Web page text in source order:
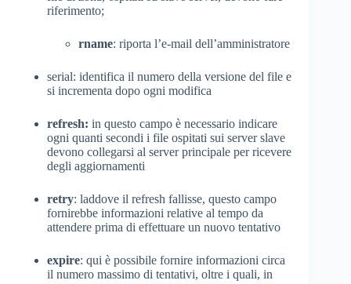
riferimento;
rname: riporta l’e-mail dell’amministratore
serial: identifica il numero della versione del file e
si incrementa dopo ogni modifica
refresh: in questo campo è necessario indicare
ogni quanti secondi i file ospitati sui server slave
devono collegarsi al server principale per ricevere
degli aggiornamenti
retry: laddove il refresh fallisse, questo campo
fornirebbe informazioni relative al tempo da
attendere prima di effettuare un nuovo tentativo
expire: qui è possibile fornire informazioni circa
il numero massimo di tentativi, oltre i quali, in